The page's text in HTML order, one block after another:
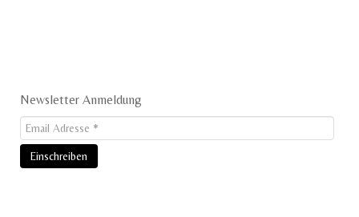
Newsletter Anmeldung